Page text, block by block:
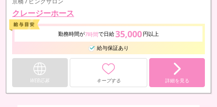
クレージーホース
勤務時間が7時間で日給35,000 円以上
給与保証あり
WEB応募 キープする 詳細を見る